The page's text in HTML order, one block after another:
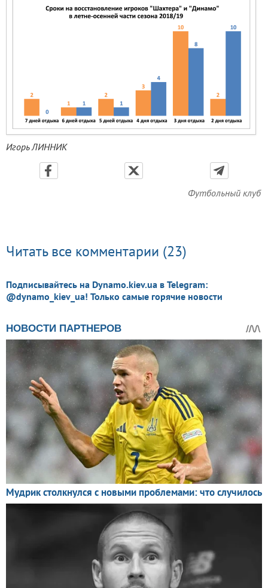
Игорь ЛИННИК
Футбольный клуб
Читать все комментарии (23)
Подписывайтесь на Dynamo.kiev.ua в Telegram:
@dynamo_kiev_ua! Только самые горячие новости